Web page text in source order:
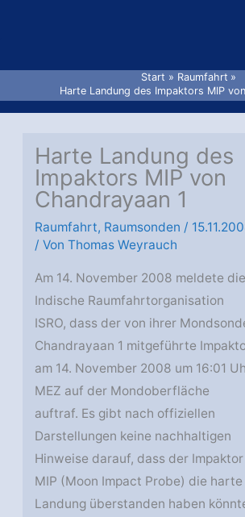
Start
Raumfahrt
Harte Landung des Impaktors MIP
Harte Landung des
Impaktors MIP von
Chandrayaan 1
Raumfahrt, Raumsonden /
/ VonThomas Weyrauch
Am 14. November 2008 meldete die
Indische Raumfahrtorganisation
ISRO, dass der von ihrer
Chandrayaan 1 mitgeführte
am 14. November 2008 um 16:01
MEZ auf der Mondoberfläche
auftraf. Es gibt nach offiziellen
Darstellungen keine nachhaltigen
Hinweise darauf, dass der Impaktor
MIP (Moon Impact Probe) die harte
Landung überstanden haben